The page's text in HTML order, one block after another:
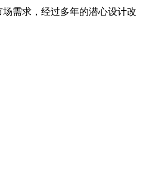
需求，经过多年的潜心设计改